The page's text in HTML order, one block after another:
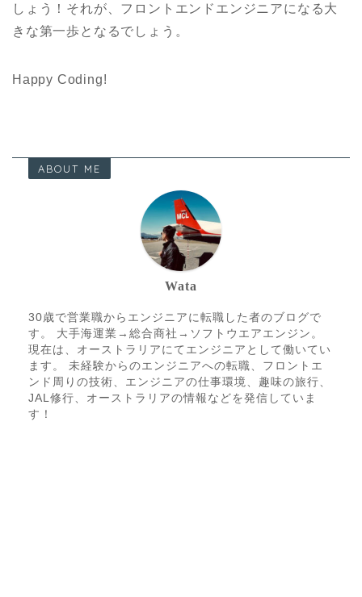
しょう！それが、フロントエンドエンジニアになる大
きな第一歩となるでしょう。
Happy Coding!
ABOUT ME
Wata
30歳で営業職からエンジニアに転職した者のブログで
す。 大手海運業→総合商社→ソフトウエアエンジン。
現在は、オーストラリアにてエンジニアとして働いてい
ます。 未経験からのエンジニアへの転職、フロントエ
ンド周りの技術、エンジニアの仕事環境、趣味の旅行、
JAL修行、オーストラリアの情報などを発信していま
す！